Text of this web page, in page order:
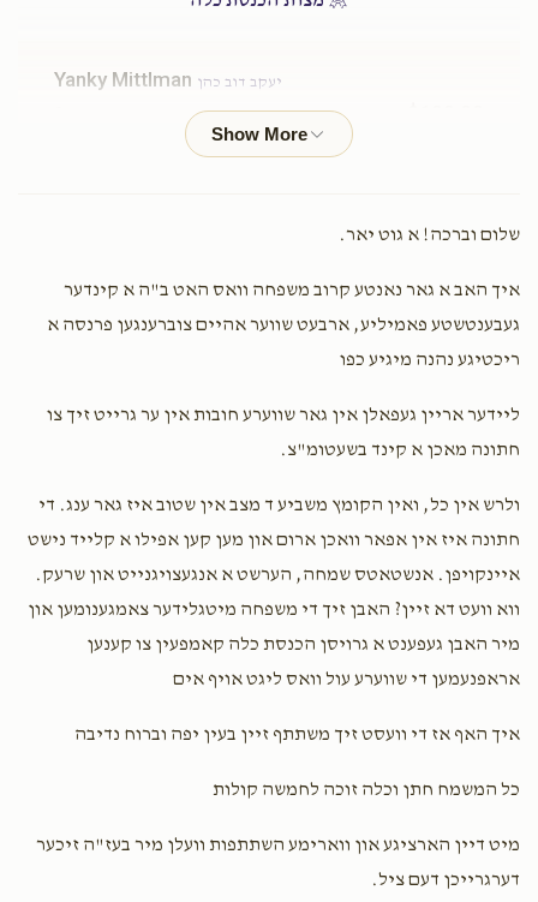
דירה חתן כלה
יום החופה
$3,600.00
$4,000.00
שבת שבע ברכות
$6,500.00
זאַל חתונה נאכט
$7,200.00
סעודת החתונה
$8,000.00
Yanky Mittlman יעקב דוב כהן
שותף לדבר מצוה
2 years ago $36.00
מושי סרוגא, מושי שניטצער, יואל בכור סרוגא,
אלי סרוגא, פנחס סרוגא, yosef srugo , יעקב דוב כהן, יעקב שמעון
מאלח
2 years ago $22.50
שמחת חתן וכלה
Keep up חזק ואמץ
שלום וברכה! א גוט יאר.
איך האב א גאר נאנטע קרוב משפחה וואס האט ב"ה א קינדער
געבענטשטע פאמיליע, ארבעט שווער אהיים צוברענגען פרנסה א
ריכטיגע נהנה מיגיע כפו
ליידער אריין געפאלן אין גאר שווערע חובות אין ער גרייט זיך צו
חתונה מאכן א קינד בשעטומ"צ.
ולרש אין כל, ואין הקומץ משביע ד מצב אין שטוב איז גאר ענג. די
חתונה איז אין אפאר וואכן ארום און מען קען אפילו א קלייד נישט
איינקויפן. אנשטאטס שמחה, הערשט א אנגעצויגנייט און שרעק.
ווא וועט דא זיין? האבן זיך די משפחה מיטגלידער צאמגענומען און
מיר האבן געפענט א גרויסן הכנסת כלה קאמפעין צו קענען
אראפנעמען די שווערע עול וואס ליגט אויף אים
איך האף אז די וועסט זיך משתתף זיין בעין יפה וברוח נדיבה
כל המשמח חתן וכלה זוכה לחמשה קולות
מיט דיין הארציגע און ווארימע השתתפות וועלן מיר בעז"ה זיכער
דערגרייכן דעם ציל.